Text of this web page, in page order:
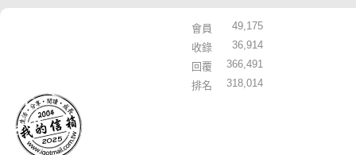
會員
49,175
收錄
36,914
回覆
366,491
排名
318,014